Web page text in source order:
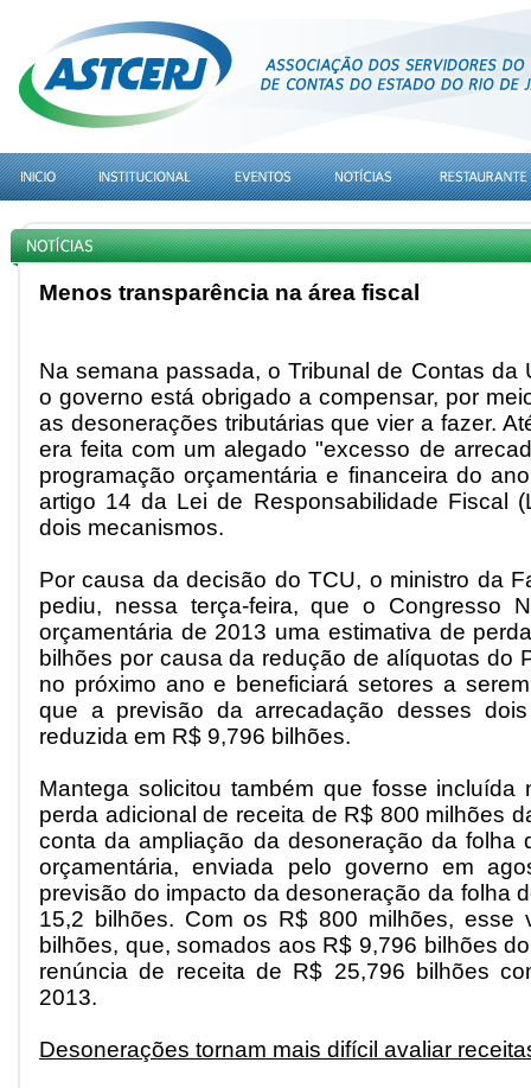
Menos transparência na área fiscal
Na semana passada, o Tribunal de Contas da
o governo está obrigado a compensar, por
as desonerações tributárias que vier a fazer.
era feita com um alegado "excesso de
programação orçamentária e financeira do
artigo 14 da Lei de Responsabilidade Fiscal
dois mecanismos.
Por causa da decisão do TCU, o ministro da
pediu, nessa terça-feira, que o Congresso
orçamentária de 2013 uma estimativa de
bilhões por causa da redução de alíquotas do
no próximo ano e beneficiará setores a
que a previsão da arrecadação desses
reduzida em R$ 9,796 bilhões.
Mantega solicitou também que fosse incluída
perda adicional de receita de R$ 800 milhões
conta da ampliação da desoneração da folha
orçamentária, enviada pelo governo em
previsão do impacto da desoneração da folha
15,2 bilhões. Com os R$ 800 milhões, esse
bilhões, que, somados aos R$ 9,796 bilhões
renúncia de receita de R$ 25,796 bilhões
2013.
Desonerações tornam mais difícil avaliar